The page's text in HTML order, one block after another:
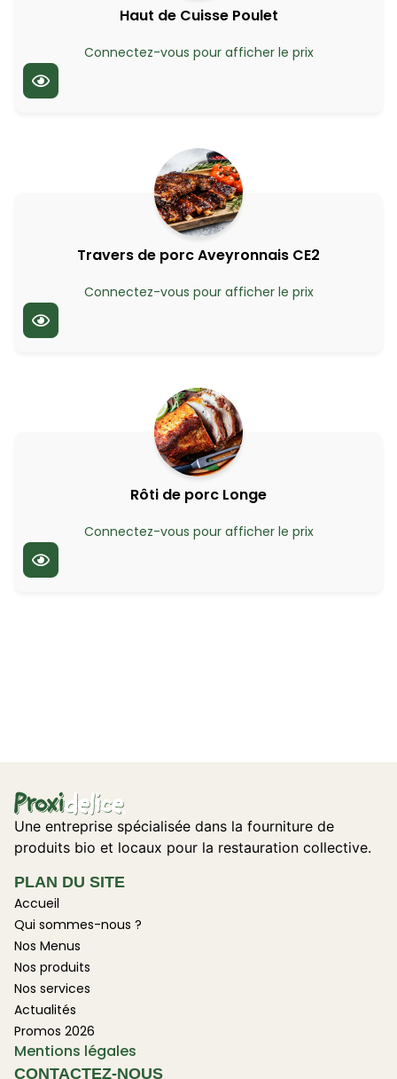
Haut de Cuisse Poulet
Connectez-vous pour afficher le prix
Travers de porc Aveyronnais CE2
Connectez-vous pour afficher le prix
Rôti de porc Longe
Connectez-vous pour afficher le prix
Une entreprise spécialisée dans la fourniture de
produits bio et locaux pour la restauration collective.
PLAN DU SITE
Accueil
Qui sommes-nous ?
Nos Menus
Nos produits
Nos services
Actualités
Promos 2026
Mentions légales
CONTACTEZ-NOUS